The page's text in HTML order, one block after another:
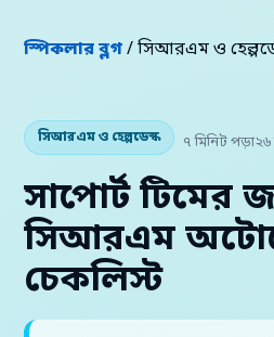
স্পিকলার ব্লগ/ সিআরএম ও
সিআরএম ও হেল্পডেস্ক ৭ মিনিট পড়া
সাপোর্ট টিমের
সিআরএম
চেকলিস্ট